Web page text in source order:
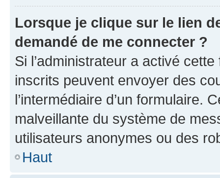
Lorsque je clique sur le lien
demandé de me connecter ?
Si l’administrateur a activé
inscrits peuvent envoyer des
l’intermédiaire d’un formulaire.
malveillante du système de
utilisateurs anonymes ou des
Haut